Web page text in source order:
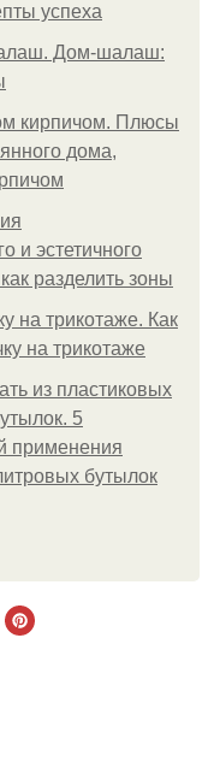
успеха
Дом-шалаш:
кирпичом. Плюсы
дома,
и эстетичного
разделить зоны
на трикотаже. Как
на трикотаже
из пластиковых
5
применения
бутылок